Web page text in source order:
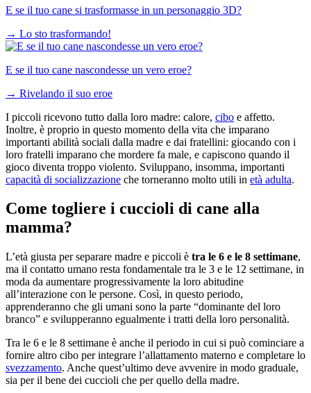
E se il tuo cane si trasformasse in un personaggio 3D?
→ Lo sto trasformando!
E se il tuo cane nascondesse un vero eroe?
→ Rivelando il suo eroe
I piccoli ricevono tutto dalla loro madre: calore, cibo e affetto.
Inoltre, è proprio in questo momento della vita che imparano
importanti abilità sociali dalla madre e dai fratellini: giocando con i
loro fratelli imparano che mordere fa male, e capiscono quando il
gioco diventa troppo violento. Sviluppano, insomma, importanti
capacità di socializzazione che torneranno molto utili in età adulta.
Come togliere i cuccioli di cane alla
mamma?
L’età giusta per separare madre e piccoli è tra le 6 e le 8 settimane,
ma il contatto umano resta fondamentale tra le 3 e le 12 settimane, in
moda da aumentare progressivamente la loro abitudine
all’interazione con le persone. Così, in questo periodo,
apprenderanno che gli umani sono la parte “dominante del loro
branco” e svilupperanno egualmente i tratti della loro personalità.
Tra le 6 e le 8 settimane è anche il periodo in cui si può cominciare a
fornire altro cibo per integrare l’allattamento materno e completare lo
svezzamento. Anche quest’ultimo deve avvenire in modo graduale,
sia per il bene dei cuccioli che per quello della madre.